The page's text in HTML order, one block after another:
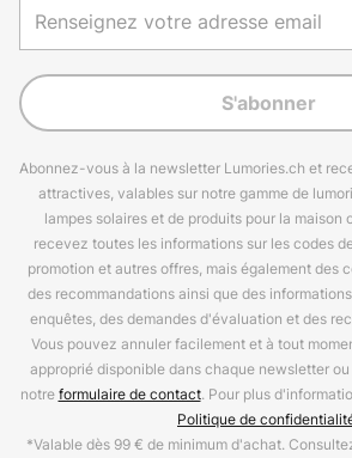
S'abonner
Abonnez-vous à la newsletter Lumories.ch et
attractives, valables sur notre gamme de
lampes solaires et de produits pour la maison
recevez toutes les informations sur les codes
promotion et autres offres, mais également des
des recommandations ainsi que des
enquêtes, des demandes d'évaluation et des
Vous pouvez annuler facilement et à tout
approprié disponible dans chaque newsletter
notreformulaire de contact. Pour plus
Politique de
*Valable dès 99 € de minimum d'achat.